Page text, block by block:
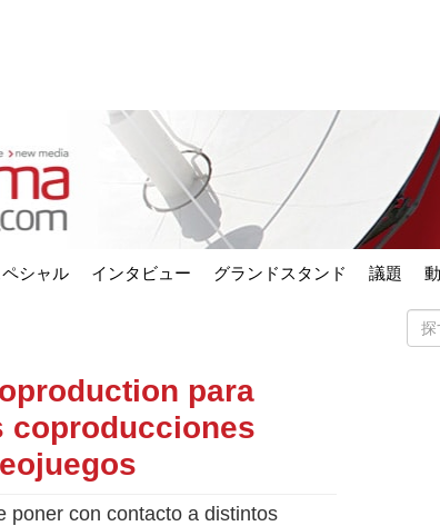
ペシャル インタビュー グランドスタンド 議題
para
coproducciones
poner con contacto a distintos